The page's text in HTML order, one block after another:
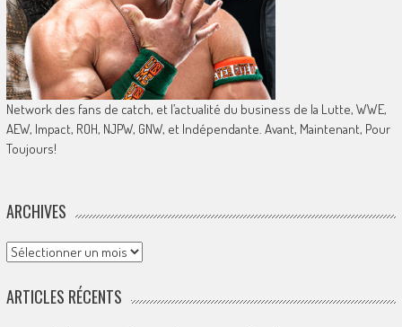
Network des fans de catch, et l’actualité du business de la Lutte, WWE,
AEW, Impact, ROH, NJPW, GNW, et Indépendante. Avant, Maintenant, Pour
Toujours!
ARCHIVES
Archives
ARTICLES RÉCENTS